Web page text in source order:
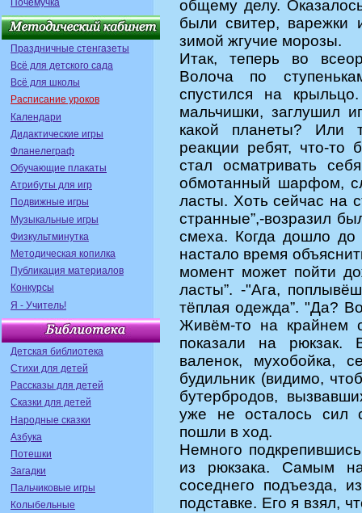
Праздничные стенгазеты
Всё для детского сада
Всё для школы
Расписание уроков
Календари
Дидактические игры
Фланелеграф
Обучающие плакаты
Атрибуты для игр
Подвижные игры
Музыкальные игры
Физкультминутка
Методическая копилка
Публикация материалов
Конкурсы
Я - Учитель!
Детская библиотека
Стихи для детей
Рассказы для детей
Сказки для детей
Народные сказки
Азбука
Потешки
Загадки
Пальчиковые игры
Колыбельные
общему делу.
были свитер, варежки
зимой жгучие морозы.
Итак, теперь во
Волоча по
спустился на
мальчишки, заглушил
какой планеты? Или
реакции ребят, что-то
стал осматривать
обмотанный шарфом,
ласты. Хоть сейчас на
странные”,-возразил
смеха. Когда дошло до
настало время
момент может пойти
ласты”. -"Ага,
тёплая одежда”. "Да?
Живём-то на крайнем
показали на рюкзак.
валенок, мухобойка,
будильник (видимо,
бутербродов,
уже не осталось сил
пошли в ход.
Немного
из рюкзака. Самым
соседнего подъезда,
подставке. Его я взял,